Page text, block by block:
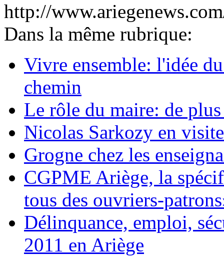
http://
Dans la même rubrique:
Vivre ensemble: l'idée
chemin
Le rôle du maire: de
Nicolas Sarkozy en
Grogne chez les
CGPME Ariège, la
tous des ouvriers-
Délinquance, emploi,
2011 en Ariège